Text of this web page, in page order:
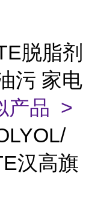
脱脂剂
污 家电
产品 >
汉高旗